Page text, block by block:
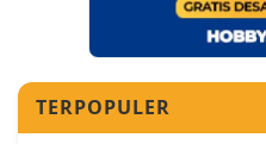
TERPOPULER